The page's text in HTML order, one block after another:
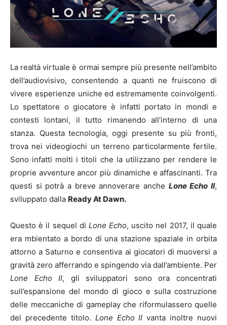
La realtà virtuale è ormai sempre più presente nell’ambito
dell’audiovisivo, consentendo a quanti ne fruiscono di
vivere esperienze uniche ed estremamente coinvolgenti.
Lo spettatore o giocatore è infatti portato in mondi e
contesti lontani, il tutto rimanendo all’interno di una
stanza. Questa tecnologia, oggi presente su più fronti,
trova nei videogiochi un terreno particolarmente fertile.
Sono infatti molti i titoli che la utilizzano per rendere le
proprie avventure ancor più dinamiche e affascinanti. Tra
questi si potrà a breve annoverare anche Lone Echo II,
sviluppato dalla Ready At Dawn.
Questo è il sequel di Lone Echo, uscito nel 2017, il quale
era mbientato a bordo di una stazione spaziale in orbita
attorno a Saturno e consentiva ai giocatori di muoversi a
gravità zero afferrando e spingendo via dall’ambiente. Per
Lone Echo II, gli sviluppatori sono ora concentrati
sull’espansione del mondo di gioco e sulla costruzione
delle meccaniche di gameplay che riformulassero quelle
del precedente titolo. Lone Echo II vanta inoltre nuovi